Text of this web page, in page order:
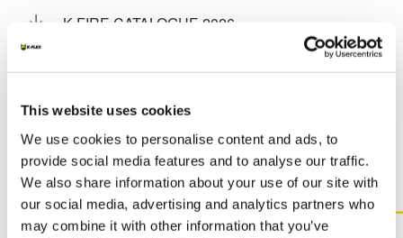
This website uses cookies
We use cookies to personalise content and ads, to
provide social media features and to analyse our traffic.
We also share information about your use of our site with
our social media, advertising and analytics partners who
may combine it with other information that you’ve
K-FIRE CATALOGUE 2026